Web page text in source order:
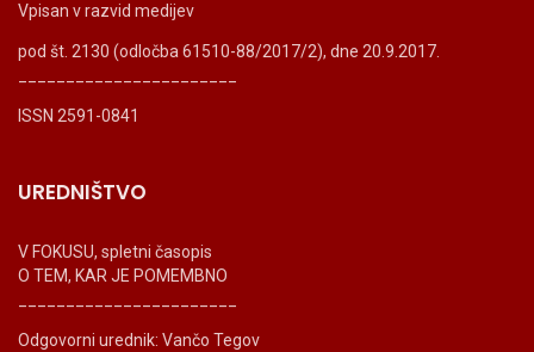
Vpisan v razvid medijev
pod št. 2130 (odločba 61510-88/2017/2), dne 20.9.2017.
ISSN 2591-0841
UREDNIŠTVO
V FOKUSU, spletni časopis
O TEM, KAR JE POMEMBNO
Odgovorni urednik: Vančo Tegov